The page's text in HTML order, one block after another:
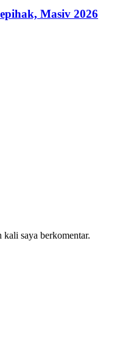
Masiv 2026
saya berkomentar.